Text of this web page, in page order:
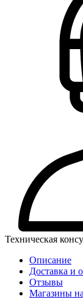
Техническая
Описание
Доставка и
Отзывы
Магазины